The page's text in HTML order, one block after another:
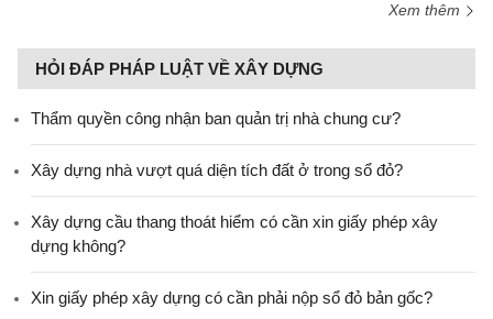
Xem thêm
HỎI ĐÁP PHÁP LUẬT VỀ XÂY DỰNG
Thẩm quyền công nhận ban quản trị nhà chung cư?
Xây dựng nhà vượt quá diện tích đất ở trong sổ đỏ?
Xây dựng cầu thang thoát hiểm có cần xin giấy phép xây
dựng không?
Xin giấy phép xây dựng có cần phải nộp sổ đỏ bản gốc?